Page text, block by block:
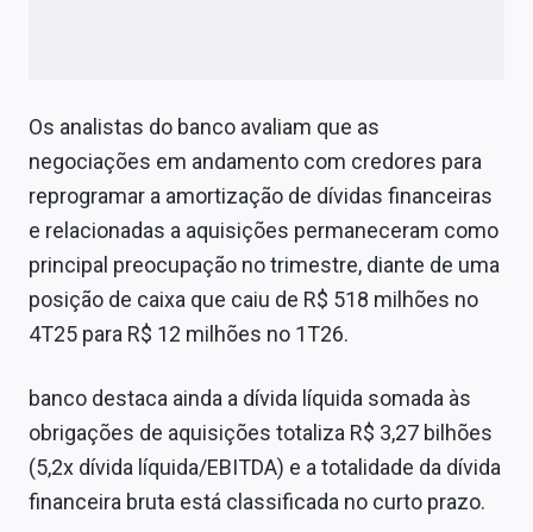
Os analistas do banco avaliam que as
negociações em andamento com credores para
reprogramar a amortização de dívidas financeiras
e relacionadas a aquisições permaneceram como
principal preocupação no trimestre, diante de uma
posição de caixa que caiu de R$ 518 milhões no
4T25 para R$ 12 milhões no 1T26.
banco destaca ainda a dívida líquida somada às
obrigações de aquisições totaliza R$ 3,27 bilhões
(5,2x dívida líquida/EBITDA) e a totalidade da dívida
financeira bruta está classificada no curto prazo.